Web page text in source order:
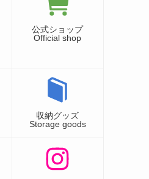
公式ショップ
Official shop
収納グッズ
Storage goods